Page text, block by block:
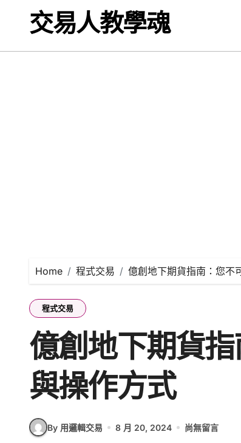
content交易人教學魂
Home 程式交易 億創地下期貨指南：您不
程式交易
億創地下期貨
與操作方式
By 用邏輯交易 8 月 20, 2024 尚無留言